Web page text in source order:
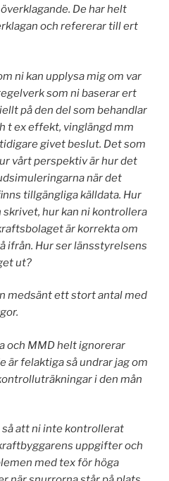
De har helt
och refererar till ert
ni kan upplysa mig om var
som ni baserar ert
på den del som behandlar
t ex effekt, vinglängd mm
givet beslut. Det som
vårt perspektiv är hur det
när det
tillgängliga källdata. Hur
hur kan ni kontrollera
är korrekta om
ifrån. Hur ser länsstyrelsens
ut?
medsänt ett stort antal med
och MMD helt ignorerar
är felaktiga så undrar jag om
i den mån
så att ni inte kontrollerat
uppgifter och
med tex för höga